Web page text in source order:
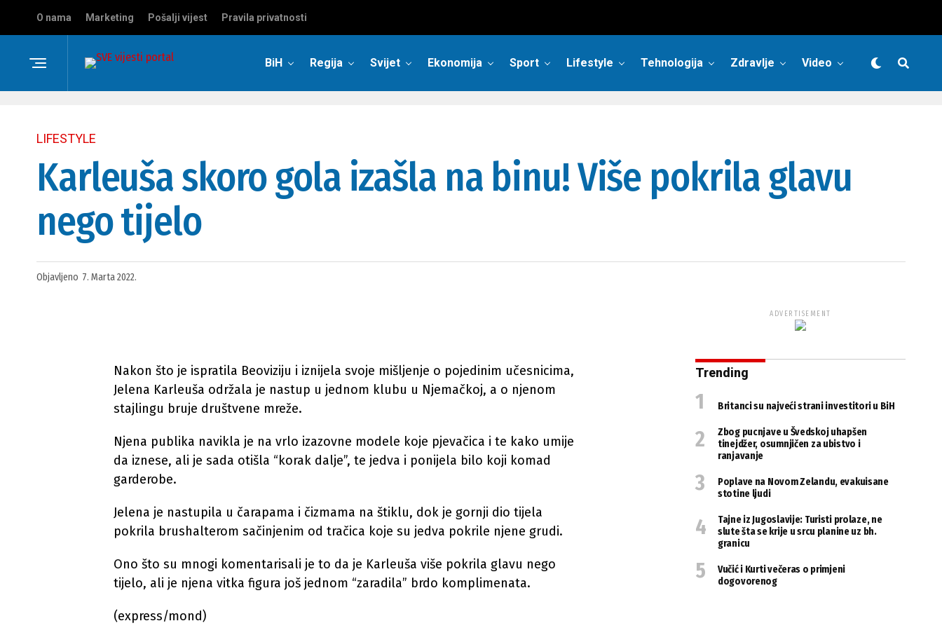
O nama Marketing Pošalji vijest Pravila privatnosti
BiH Regija Svijet Ekonomija Sport Lifestyle Tehnologija Zdravlje Video
LIFESTYLE
Karleuša skoro gola izašla na binu! Više pokrila glavu
nego tijelo
Objavljeno 7. Marta 2022.
Nakon što je ispratila Beoviziju i iznijela svoje mišljenje o pojedinim učesnicima,
Jelena Karleuša održala je nastup u jednom klubu u Njemačkoj, a o njenom
stajlingu bruje društvene mreže.
Njena publika navikla je na vrlo izazovne modele koje pjevačica i te kako umije
da iznese, ali je sada otišla “korak dalje”, te jedva i ponijela bilo koji komad
garderobe.
Jelena je nastupila u čarapama i čizmama na štiklu, dok je gornji dio tijela
pokrila brushalterom sačinjenim od tračica koje su jedva pokrile njene grudi.
Ono što su mnogi komentarisali je to da je Karleuša više pokrila glavu nego
tijelo, ali je njena vitka figura još jednom “zaradila” brdo komplimenata.
(express/mond)
ADVERTISEMENT
Trending
Britanci su najveći strani investitori u BiH
Zbog pucnjave u Švedskoj uhapšen
tinejdžer, osumnjičen za ubistvo i
ranjavanje
Poplave na Novom Zelandu, evakuisane
stotine ljudi
Tajne iz Jugoslavije: Turisti prolaze, ne
slute šta se krije u srcu planine uz bh.
granicu
Vučić i Kurti večeras o primjeni
dogovorenog